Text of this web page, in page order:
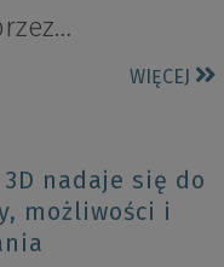
WIĘCEJ
nadaje się do
możliwości i